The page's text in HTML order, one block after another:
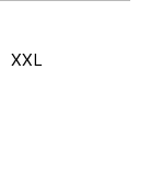
XXL